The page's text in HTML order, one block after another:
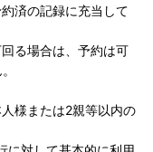
済の記録に充当して
る場合は、予約は可
様または2親等以内の